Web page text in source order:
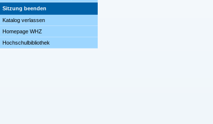
Sitzung beenden
Katalog verlassen
Homepage WHZ
Hochschulbibliothek